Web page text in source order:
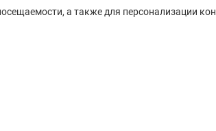
а также для персонализации